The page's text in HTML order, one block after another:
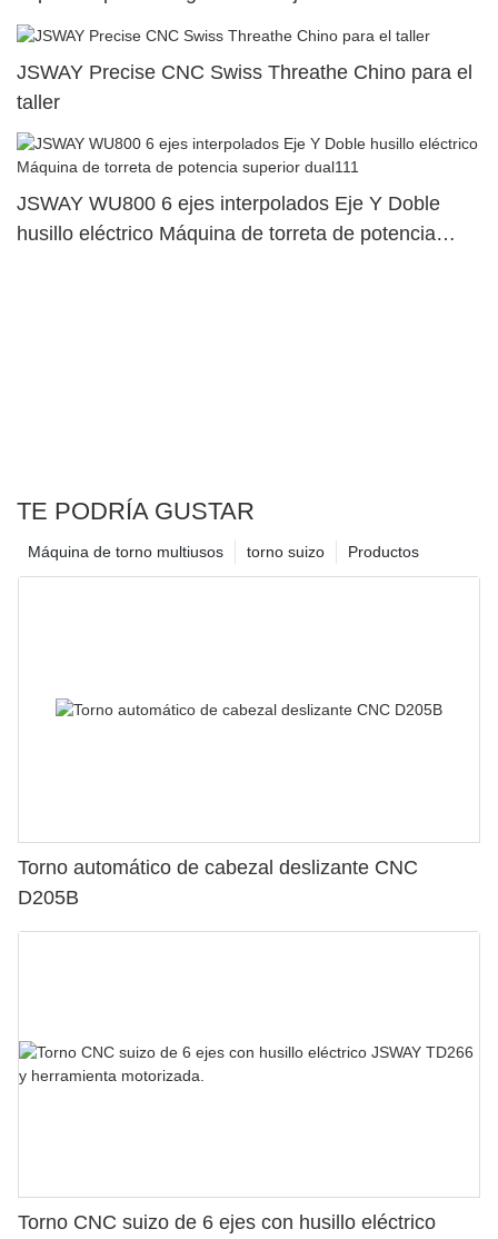
JSWAY Precise CNC Swiss Threathe Chino para el
taller
JSWAY WU800 6 ejes interpolados Eje Y Doble
husillo eléctrico Máquina de torreta de potencia
TE PODRÍA GUSTAR
Productos
torno suizo
Máquina de torno multiusos
Torno automático de cabezal deslizante CNC
D205B
Torno CNC suizo de 6 ejes con husillo eléctrico